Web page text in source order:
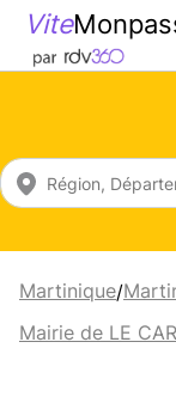
Vite
Martinique/
Mairie de LE